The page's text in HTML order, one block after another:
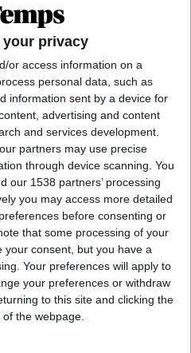
your privacy
or access information on a
personal data, such as
information sent by a device for
advertising and content
and services development.
partners may use precise
through device scanning. You
our 1538 partners’ processing
you may access more detailed
before consenting or
that some processing of your
your consent, but you have a
Your preferences will apply to
your preferences or withdraw
to this site and clicking the
the webpage.
pastor que s'ha entestat a recopilar
un salt a la Federació
Cultural i de la Federació
lletraferides
de l'edat mitjana
com espanyols, se sentien